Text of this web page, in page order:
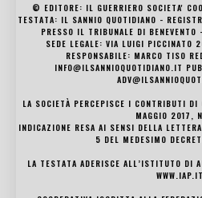
© EDITORE: IL GUERRIERO SOCIETA'
TESTATA: IL SANNIO QUOTIDIANO -
PRESSO IL TRIBUNALE DI
SEDE LEGALE: VIA LUIGI PICCINATO
RESPONSABILE: MARCO TISO
INFO@ILSANNIOQUOTIDIANO.IT
LA SOCIETÀ PERCEPISCE I CONTRIBUTI DI
MAGGIO 2017,
INDICAZIONE RESA AI SENSI DELLA
5 DEL MEDESIMO
LA TESTATA ADERISCE ALL’ISTITUTO DI
WWW.IAP.IT